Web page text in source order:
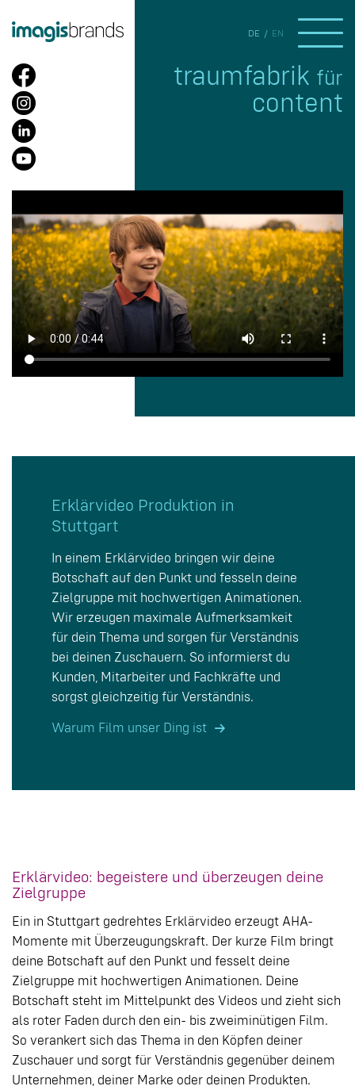
DE EN
traumfabrik für
content
Erklärvideo Produktion in
Stuttgart
In einem Erklärvideo bringen wir deine
Botschaft auf den Punkt und fesseln deine
Zielgruppe mit hochwertigen Animationen.
Wir erzeugen maximale Aufmerksamkeit
für dein Thema und sorgen für Verständnis
bei deinen Zuschauern. So informierst du
Kunden, Mitarbeiter und Fachkräfte und
sorgst gleichzeitig für Verständnis.
Warum Film unser Ding ist
Erklärvideo: begeistere und überzeugen deine
Zielgruppe
Ein in Stuttgart gedrehtes Erklärvideo erzeugt AHA-
Momente mit Überzeugungskraft. Der kurze Film bringt
deine Botschaft auf den Punkt und fesselt deine
Zielgruppe mit hochwertigen Animationen. Deine
Botschaft steht im Mittelpunkt des Videos und zieht sich
als roter Faden durch den ein- bis zweiminütigen Film.
So verankert sich das Thema in den Köpfen deiner
Zuschauer und sorgt für Verständnis gegenüber deinem
Unternehmen, deiner Marke oder deinen Produkten.